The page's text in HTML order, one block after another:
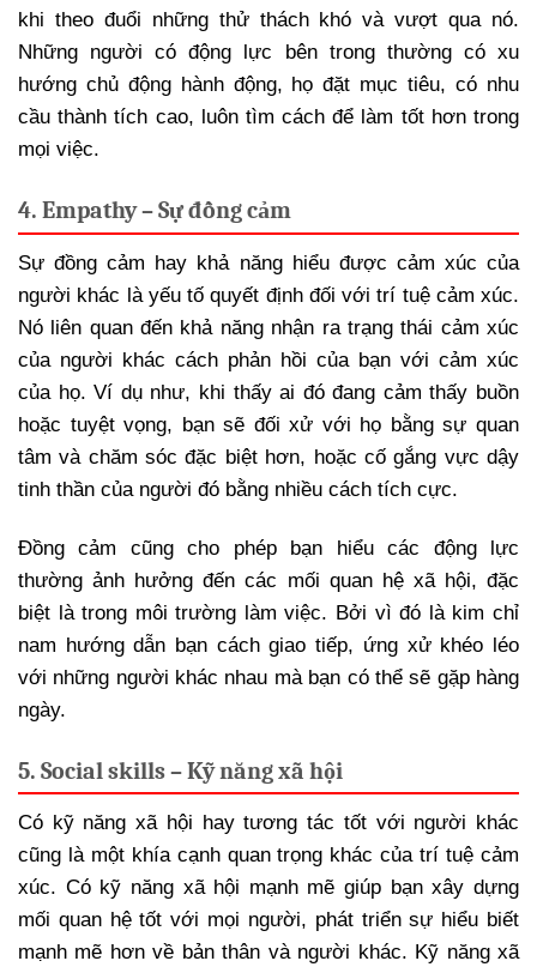
khi theo đuổi những thử thách khó và vượt qua nó.
Những người có động lực bên trong thường có xu
hướng chủ động hành động, họ đặt mục tiêu, có nhu
cầu thành tích cao, luôn tìm cách để làm tốt hơn trong
mọi việc.
4. Empathy – Sự đồng cảm
Sự đồng cảm hay khả năng hiểu được cảm xúc của
người khác là yếu tố quyết định đối với trí tuệ cảm xúc.
Nó liên quan đến khả năng nhận ra trạng thái cảm xúc
của người khác cách phản hồi của bạn với cảm xúc
của họ. Ví dụ như, khi thấy ai đó đang cảm thấy buồn
hoặc tuyệt vọng, bạn sẽ đối xử với họ bằng sự quan
tâm và chăm sóc đặc biệt hơn, hoặc cố gắng vực dậy
tinh thần của người đó bằng nhiều cách tích cực.
Đồng cảm cũng cho phép bạn hiểu các động lực
thường ảnh hưởng đến các mối quan hệ xã hội, đặc
biệt là trong môi trường làm việc. Bởi vì đó là kim chỉ
nam hướng dẫn bạn cách giao tiếp, ứng xử khéo léo
với những người khác nhau mà bạn có thể sẽ gặp hàng
ngày.
5. Social skills – Kỹ năng xã hội
Có kỹ năng xã hội hay tương tác tốt với người khác
cũng là một khía cạnh quan trọng khác của trí tuệ cảm
xúc. Có kỹ năng xã hội mạnh mẽ giúp bạn xây dựng
mối quan hệ tốt với mọi người, phát triển sự hiểu biết
mạnh mẽ hơn về bản thân và người khác. Kỹ năng xã